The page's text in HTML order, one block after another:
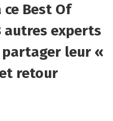
Best Of
autres experts
leur «
retour